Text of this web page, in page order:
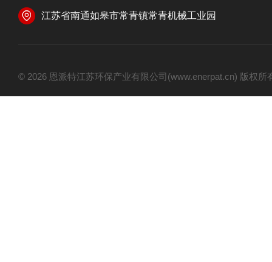
江苏省南通如皋市常青镇常青机械工业园
© 2026 恩派特江苏环保产业有限公司(www.enerpat.cn) 版权